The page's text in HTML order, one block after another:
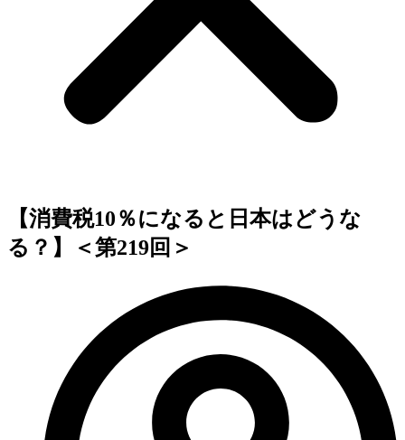
【消費税10％になると日本はどうな
る？】＜第219回＞